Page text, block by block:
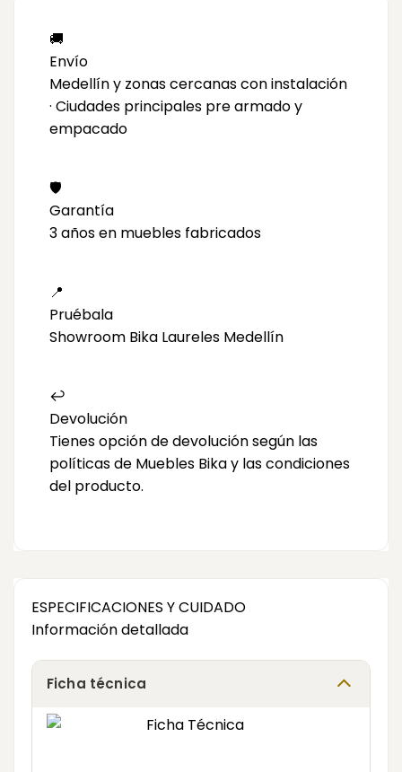
🚚
Envío
Medellín y zonas cercanas con instalación
· Ciudades principales pre armado y
empacado
🛡️
Garantía
3 años en muebles fabricados
📍
Pruébala
Showroom Bika Laureles Medellín
↩️
Devolución
Tienes opción de devolución según las
políticas de Muebles Bika y las condiciones
del producto.
ESPECIFICACIONES Y CUIDADO
Información detallada
Ficha técnica